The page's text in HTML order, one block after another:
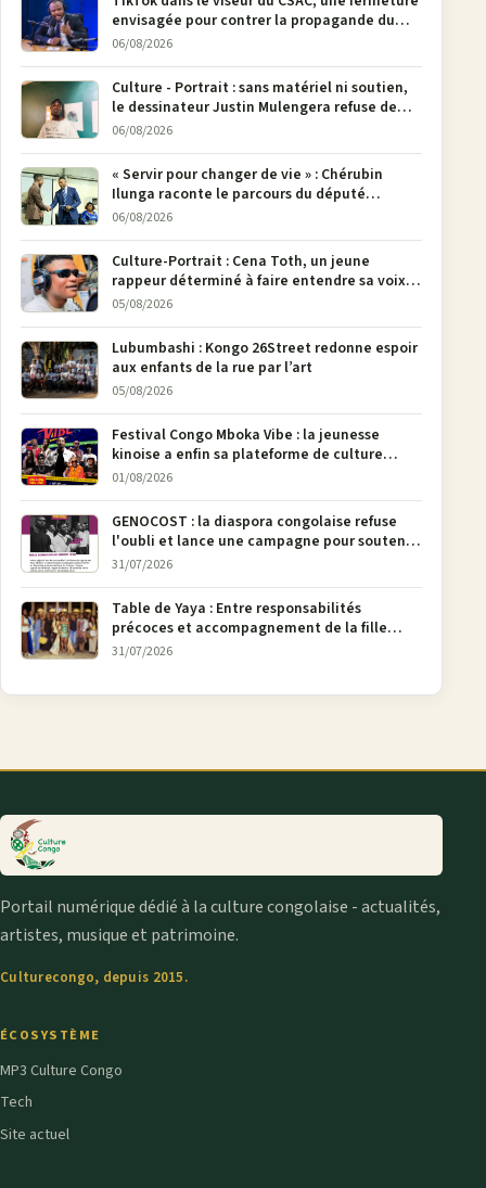
envisagée pour contrer la propagande du
M23
06/08/2026
Culture - Portrait : sans matériel ni soutien,
le dessinateur Justin Mulengera refuse de
poser son crayon
06/08/2026
« Servir pour changer de vie » : Chérubin
Ilunga raconte le parcours du député
national Jethro Muyombi Tshimbu en 137
06/08/2026
Culture-Portrait : Cena Toth, un jeune
rappeur déterminé à faire entendre sa voix à
Bunia
05/08/2026
Lubumbashi : Kongo 26Street redonne espoir
aux enfants de la rue par l’art
05/08/2026
Festival Congo Mboka Vibe : la jeunesse
kinoise a enfin sa plateforme de culture
urbaine
01/08/2026
GENOCOST : la diaspora congolaise refuse
l'oubli et lance une campagne pour soutenir
la pétition FONAREV depuis Bruxelles
31/07/2026
Table de Yaya : Entre responsabilités
précoces et accompagnement de la fille
aînée, la diaspora en débat
31/07/2026
Portail numérique dédié à la culture congolaise - actualités,
artistes, musique et patrimoine.
Culturecongo, depuis 2015.
ÉCOSYSTÈME
MP3 Culture Congo
Tech
Site actuel